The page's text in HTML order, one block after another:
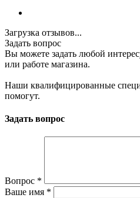
Загрузка отзывов...
Задать вопрос
Вы можете задать любой
или работе магазина.
Наши квалифицированные
помогут.
Задать вопрос
Вопрос *
Ваше имя *